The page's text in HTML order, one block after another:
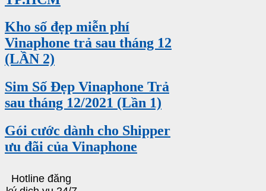
Kho số đẹp miễn phí
Vinaphone trả sau tháng 12
(LẦN 2)
Sim Số Đẹp Vinaphone Trả
sau tháng 12/2021 (Lần 1)
Gói cước dành cho Shipper
ưu đãi của Vinaphone
Hotline đăng